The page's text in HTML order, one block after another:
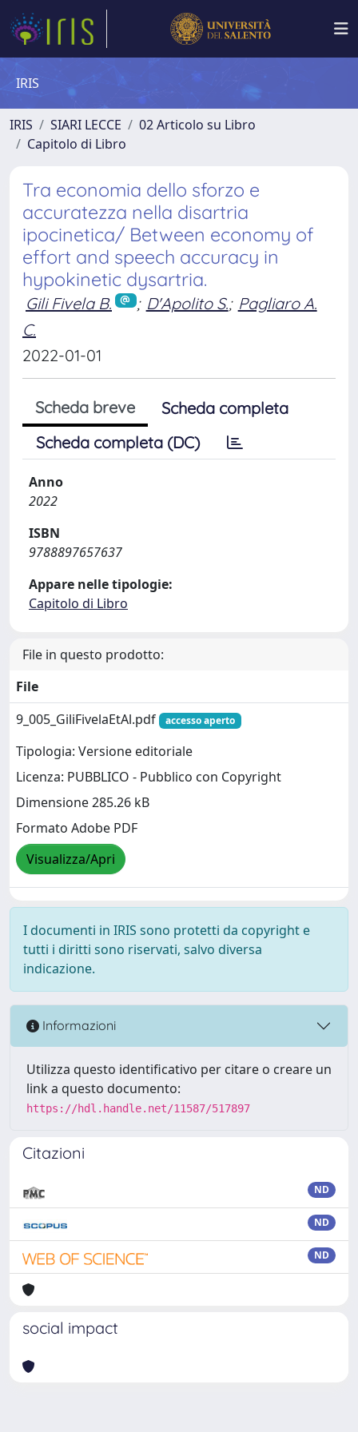
IRIS
IRIS SIARI LECCE
02 Articolo su Libro
Capitolo di Libro
Tra economia dello sforzo e
accuratezza nella disartria
ipocinetica/ Between economy of
effort and speech accuracy in
hypokinetic dysartria.
Gili Fivela B. ; D'Apolito S.; Pagliaro A.
C.
2022-01-01
Scheda breve
Scheda completa
Scheda completa (DC)
Anno
2022
ISBN
9788897657637
Appare nelle tipologie:
Capitolo di Libro
File in questo prodotto:
File
9_005_GiliFivelaEtAl.pdf
accesso aperto
Tipologia: Versione editoriale
Licenza: PUBBLICO - Pubblico con Copyright
Dimensione 285.26 kB
Formato Adobe PDF
Visualizza/Apri
I documenti in IRIS sono protetti da copyright e
tutti i diritti sono riservati, salvo diversa
indicazione.
Informazioni
Utilizza questo identificativo per citare o creare un
link a questo documento:
https://hdl.handle.net/11587/517897
Citazioni
ND
ND
ND
social impact